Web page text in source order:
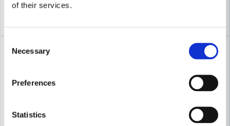
of their services.
Selection
Necessary
Preferences
Statistics
Köp
-31%